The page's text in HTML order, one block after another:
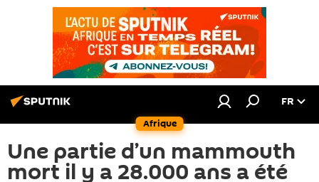
Afrique
FR
Une partie d’un mammouth
mort il y a 28.000 ans a été